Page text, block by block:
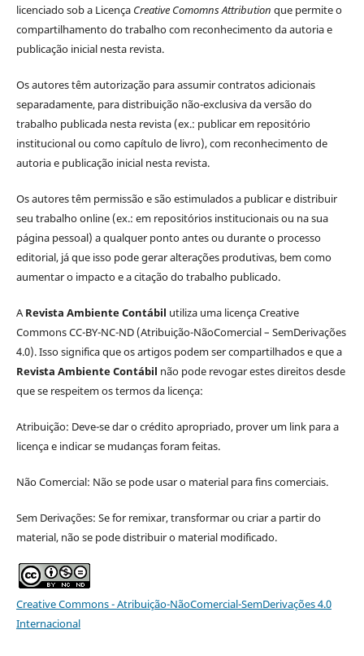
licenciado sob a Licença Creative Comomns Attribution que permite o
compartilhamento do trabalho com reconhecimento da autoria e
publicação inicial nesta revista.
Os autores têm autorização para assumir contratos adicionais
separadamente, para distribuição não-exclusiva da versão do
trabalho publicada nesta revista (ex.: publicar em repositório
institucional ou como capítulo de livro), com reconhecimento de
autoria e publicação inicial nesta revista.
Os autores têm permissão e são estimulados a publicar e distribuir
seu trabalho online (ex.: em repositórios institucionais ou na sua
página pessoal) a qualquer ponto antes ou durante o processo
editorial, já que isso pode gerar alterações produtivas, bem como
aumentar o impacto e a citação do trabalho publicado.
ARevista Ambiente Contábil utiliza uma licença Creative
Commons CC-BY-NC-ND (Atribuição-NãoComercial – SemDerivações
4.0). Isso significa que os artigos podem ser compartilhados e que a
Revista Ambiente Contábil não pode revogar estes direitos desde
que se respeitem os termos da licença:
Atribuição: Deve-se dar o crédito apropriado, prover um link para a
licença e indicar se mudanças foram feitas.
Não Comercial: Não se pode usar o material para fins comerciais.
Sem Derivações: Se for remixar, transformar ou criar a partir do
material, não se pode distribuir o material modificado.
Creative Commons - Atribuição-NãoComercial-SemDerivações 4.0
Internacional